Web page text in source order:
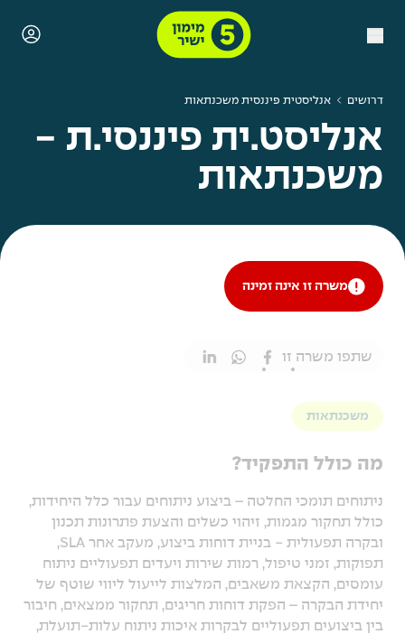
דרושים אנליסטית פיננסית משכנתאות
אנליסט.ית פיננסי.ת -
משכנתאות
משרה זו אינה זמינה
שתפו משרה זו
משכנתאות
מה כולל התפקיד?
ניתוחים תומכי החלטה – ביצוע ניתוחים עבור כלל היחידות,
כולל תחקור מגמות, זיהוי כשלים והצעת פתרונות תכנון
ובקרה תפעולית - בניית דוחות ביצוע, מעקב אחר SLA,
תפוקות, זמני טיפול, רמות שירות ויעדים תפעוליים ניתוח
עומסים, הקצאת משאבים, המלצות לייעול ליווי שוטף של
יחידת הבקרה – הפקת דוחות חריגים, תחקור ממצאים, חיבור
בין ביצועים תפעוליים לבקרות איכות ניתוח עלות-תועלת,